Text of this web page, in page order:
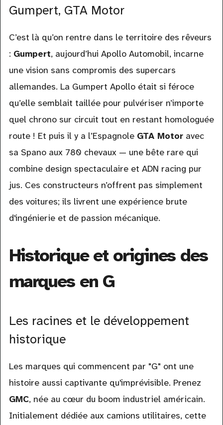
Gumpert, GTA Motor
C’est là qu’on rentre dans le territoire des rêveurs
: Gumpert, aujourd’hui Apollo Automobil, incarne
une vision sans compromis des supercars
allemandes. La Gumpert Apollo était si féroce
qu’elle semblait taillée pour pulvériser n’importe
quel chrono sur circuit tout en restant homologuée
route ! Et puis il y a l’Espagnole GTA Motoravec
sa Spano aux 780 chevaux — une bête rare qui
combine design spectaculaire et ADN racing pur
jus. Ces constructeurs n’offrent pas simplement
des voitures; ils livrent une expérience brute
d'ingénierie et de passion mécanique.
Historique et origines des
marques en G
Les racines et le développement
historique
Les marques qui commencent par "G" ont une
histoire aussi captivante qu'imprévisible. Prenez
GMC, née au cœur du boom industriel américain.
Initialement dédiée aux camions utilitaires, cette